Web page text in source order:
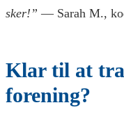
sker!” — Sarah M.,
Klar til at
forening?